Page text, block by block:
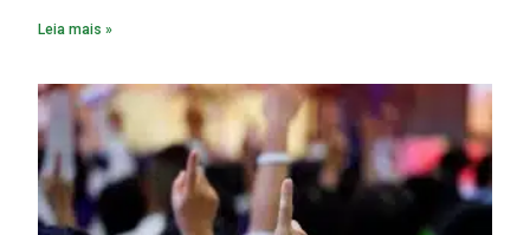
milhões.
Leia mais »